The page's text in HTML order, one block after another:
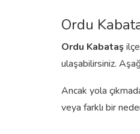
Ordu
Ordu Kabataş
ulaşabilirsiniz.
Ancak yola
veya farklı bir